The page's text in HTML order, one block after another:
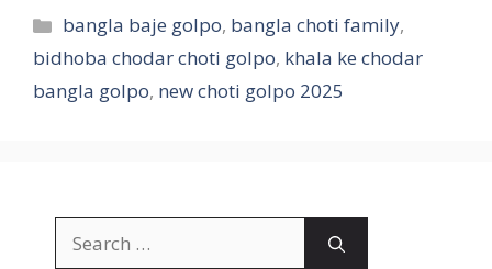
Categories
bangla baje golpo, bangla choti family,
bidhoba chodar choti golpo, khala ke chodar
bangla golpo, new choti golpo 2025
for: